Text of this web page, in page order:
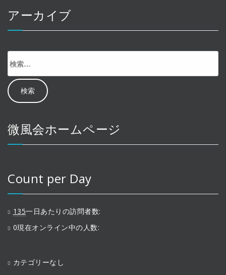
アーカイブ
索:
微風会ホームページ
Count per Day
135一日あたりの訪問者数:
0現在オンライン中の人数:
カテゴリーなし